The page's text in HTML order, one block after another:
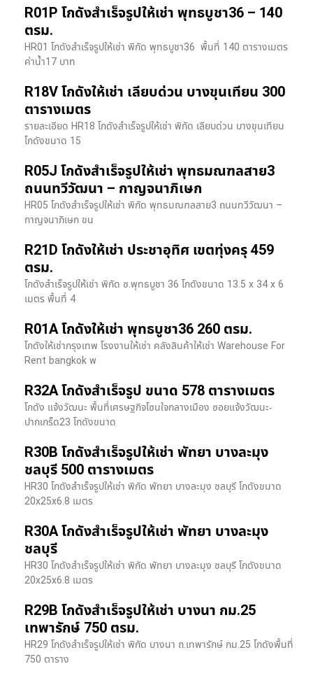
R01P โกดังสำเร็จรูปให้เช่า พุทธบูชา36 – 140
ตรม.
HR01 โกดังสำเร็จรูปให้เช่า พิกัด พุทธบูชา36 พื้นที่ 140 ตารางเมตร
ค่าน้ำ17 บาท
R18V โกดังให้เช่า เลียบด่วน บางขุนเทียน 300
ตารางเมตร
รายละเอียด HR18 โกดังสำเร็จรูปให้เช่า พิกัด เลียบด่วน​ บางขุนเทียน​
โกดังขนาด 15
R05J โกดังสำเร็จรูปให้เช่า พุทธมณฑลสาย3
ถนนทวีวัฒนา – กาญจนาภิเษก
HR05 โกดังสำเร็จรูปให้เช่า พิกัด พุทธมณฑลสาย3 ถนนทวีวัฒนา –
กาญจนาภิเษก ขน
R21D โกดังให้เช่า ประชาอุทิศ เขตทุ่งครุ 459
ตรม.
โกดังสำเร็จรูปให้เช่า พิกัด ซ.พุทธบูชา 36 โกดังขนาด 13.5 x 34 x 6
เมตร พื้นที่ 4
R01A โกดังให้เช่า พุทธบูชา36 260 ตรม.
โกดังให้เช่ากรุงเทพ โรงงานให้เช่า คลังสินค้าให้เช่า Warehouse For
Rent bangkok พ
R32A โกดังสำเร็จรูป ขนาด 578 ตารางเมตร
โกดัง แจ้งวัฒนะ พื้นที่เศรษฐกิจโซนใจกลางเมือง ซอยแจ้งวัฒนะ-
ปากเกร็ด23 โกดังขนาด
R30B โกดังสำเร็จรูปให้เช่า พัทยา บางละมุง
ชลบุรี 500 ตารางเมตร
HR30 โกดังสำเร็จรูปให้เช่า พิกัด พัทยา บางละมุง ชลบุรี โกดังขนาด
20x25x6.8 เมตร
R30A โกดังสำเร็จรูปให้เช่า พัทยา บางละมุง
ชลบุรี
HR30 โกดังสำเร็จรูปให้เช่า พิกัด พัทยา บางละมุง ชลบุรี โกดังขนาด
20x25x6.8 เมตร
R29B โกดังสำเร็จรูปให้เช่า บางนา กม.25
เทพารักษ์ 750 ตรม.
HR29 โกดังสำเร็จรูปให้เช่า พิกัด บางนา​ ถ.เทพารักษ์ กม.25 โกดังพื้นที่
750 ตาราง